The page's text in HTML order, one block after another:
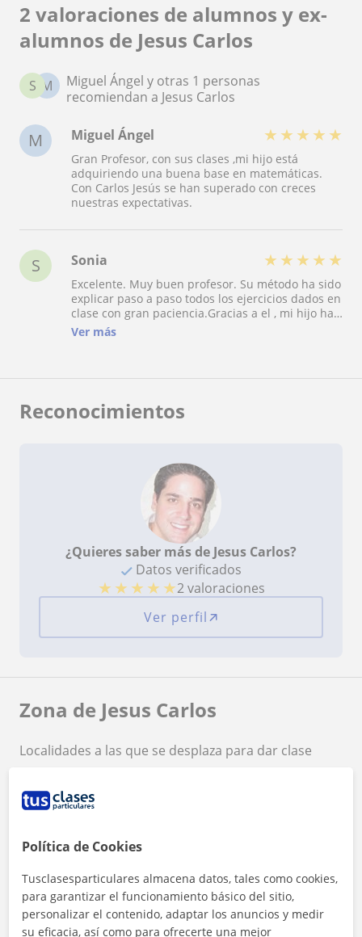
2 valoraciones de alumnos y ex-
alumnos de Jesus Carlos
M
S
Miguel Ángel y otras 1 personas
recomiendan a Jesus Carlos
M Miguel Ángel ★ ★ ★ ★ ★
Gran Profesor, con sus clases ,mi hijo está
adquiriendo una buena base en matemáticas.
Con Carlos Jesús se han superado con creces
nuestras expectativas.
S Sonia ★ ★ ★ ★ ★
Excelente. Muy buen profesor. Su método ha sido
explicar paso a paso todos los ejercicios dados en
clase con gran paciencia.Gracias a el , mi hijo ha
pasado de suspender matemáticas de 3 ESO el
Ver más
Reconocimientos
¿Quieres saber más de Jesus Carlos?
Datos verificados
★ ★ ★ ★ ★2 valoraciones
Ver perfil
Zona de Jesus Carlos
Localidades a las que se desplaza para dar clase
San Fernando de Henares
Torrejón de Ardoz
+ −
Política de Cookies
Tusclasesparticulares almacena datos, tales como cookies,
para garantizar el funcionamiento básico del sitio,
personalizar el contenido, adaptar los anuncios y medir
su eficacia, así como para ofrecerte una mejor